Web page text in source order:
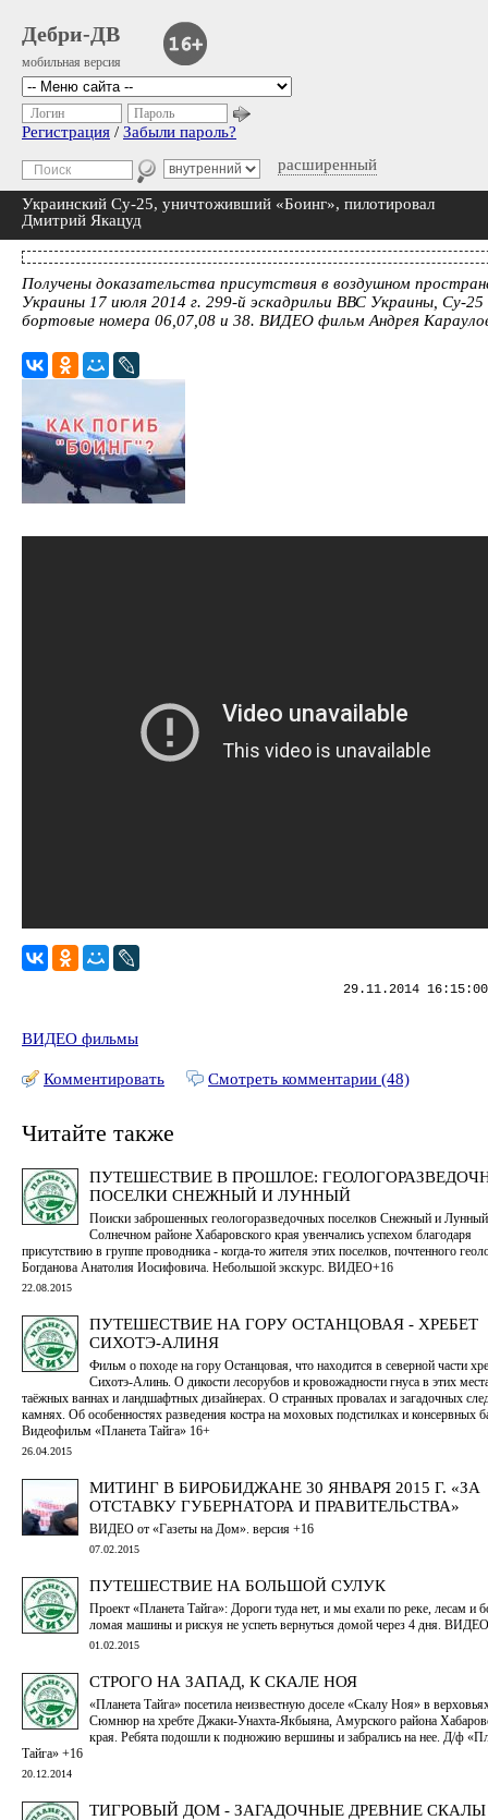
Дебри-ДВ
мобильная версия
расширенный
Логин Пароль
Регистрация / Забыли пароль?
Украинский Су-25, уничтоживший «Боинг», пилотировал
Дмитрий Якацуд
Получены доказательства присутствия в воздушном
Украины 17 июля 2014 г. 299-й эскадрильи ВВС Украины, Су-25
бортовые номера 06,07,08 и 38. ВИДЕО фильм Андрея
29.11.2014
ВИДЕО фильмы
Комментировать Смотреть комментарии (48)
Читайте также
ПУТЕШЕСТВИЕ В ПРОШЛОЕ:
ПОСЕЛКИ СНЕЖНЫЙ И ЛУННЫЙ
Поиски заброшенных геологоразведочных поселков Снежный и
Солнечном районе Хабаровского края увенчались успехом благодаря
присутствию в группе проводника - когда-то жителя этих поселков, почтенного
Богданова Анатолия Иосифовича. Небольшой экскурс. ВИДЕО+16
22.08.2015
ПУТЕШЕСТВИЕ НА ГОРУ ОСТАНЦОВАЯ - ХРЕБЕТ
СИХОТЭ-АЛИНЯ
Фильм о походе на гору Останцовая, что находится в северной части
Сихотэ-Алинь. О дикости лесорубов и кровожадности гнуса в этих
таёжных ваннах и ландшафтных дизайнерах. О странных провалах и загадочных
камнях. Об особенностях разведения костра на моховых подстилках и консервных
Видеофильм «Планета Тайга» 16+
26.04.2015
МИТИНГ В БИРОБИДЖАНЕ 30 ЯНВАРЯ 2015 Г. «ЗА
ОТСТАВКУ ГУБЕРНАТОРА И ПРАВИТЕЛЬСТВА»
ВИДЕО от «Газеты на Дом». версия +16
07.02.2015
ПУТЕШЕСТВИЕ НА БОЛЬШОЙ СУЛУК
Проект «Планета Тайга»: Дороги туда нет, и мы ехали по реке, лесам и
ломая машины и рискуя не успеть вернуться домой через 4 дня.
01.02.2015
СТРОГО НА ЗАПАД, К СКАЛЕ НОЯ
«Планета Тайга» посетила неизвестную доселе «Скалу Ноя» в
Сюмнюр на хребте Джаки-Унахта-Якбыяна, Амурского района
края. Ребята подошли к подножию вершины и забрались на нее. Д/ф
Тайга» +16
20.12.2014
ТИГРОВЫЙ ДОМ - ЗАГАДОЧНЫЕ ДРЕВНИЕ СКАЛЫ